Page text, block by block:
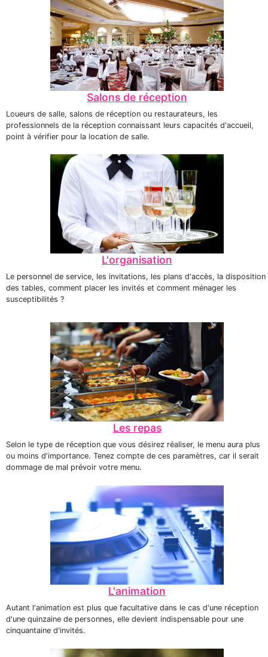
Salons de réception
Loueurs de salle, salons de réception ou restaurateurs, les
professionnels de la réception connaissant leurs capacités d'accueil,
point à vérifier pour la location de salle.
L'organisation
Le personnel de service, les invitations, les plans d'accès, la disposition
des tables, comment placer les invités et comment ménager les
susceptibilités ?
Les repas
Selon le type de réception que vous désirez réaliser, le menu aura plus
ou moins d'importance. Tenez compte de ces paramètres, car il serait
dommage de mal prévoir votre menu.
L'animation
Autant l'animation est plus que facultative dans le cas d'une réception
d'une quinzaine de personnes, elle devient indispensable pour une
cinquantaine d'invités.